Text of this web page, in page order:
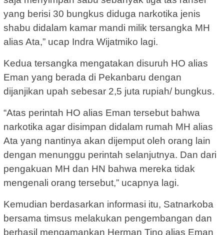
yang berisi 30 bungkus diduga narkotika jenis
shabu didalam kamar mandi milik tersangka MH
alias Ata,” ucap Indra Wijatmiko lagi.
Kedua tersangka mengatakan disuruh HO alias
Eman yang berada di Pekanbaru dengan
dijanjikan upah sebesar 2,5 juta rupiah/ bungkus.
“Atas perintah HO alias Eman tersebut bahwa
narkotika agar disimpan didalam rumah MH alias
Ata yang nantinya akan dijemput oleh orang lain
dengan menunggu perintah selanjutnya. Dan dari
pengakuan MH dan HN bahwa mereka tidak
mengenali orang tersebut,” ucapnya lagi.
Kemudian berdasarkan informasi itu, Satnarkoba
bersama timsus melakukan pengembangan dan
berhasil mengamankan Herman Tino alias Eman